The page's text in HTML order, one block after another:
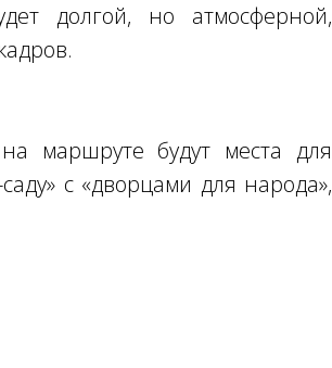
долгой, но атмосферной,
маршруте будут места для
с «дворцами для народа»,